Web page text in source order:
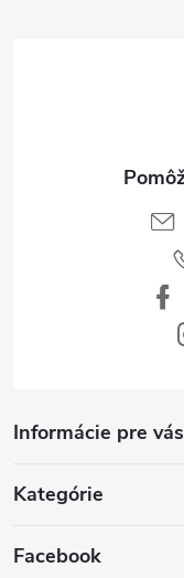
Informácie pre vás
Kategórie
Facebook